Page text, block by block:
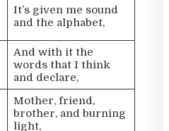
It’s given me sound
and the alphabet,
And with it the
words that I think
and declare,
Mother, friend,
brother, and burning
light,